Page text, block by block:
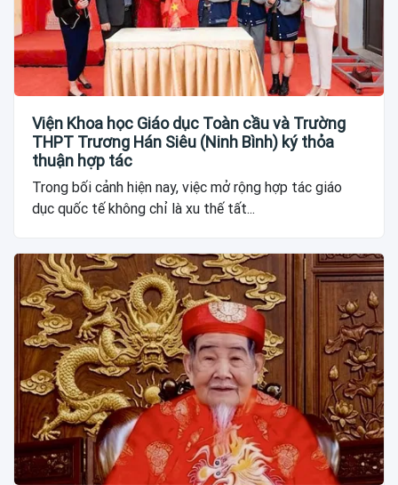
Viện Khoa học Giáo dục Toàn cầu và Trường
THPT Trương Hán Siêu (Ninh Bình) ký thỏa
thuận hợp tác
Trong bối cảnh hiện nay, việc mở rộng hợp tác giáo
dục quốc tế không chỉ là xu thế tất...